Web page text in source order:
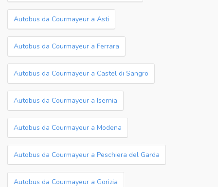
Autobus da Courmayeur a Asti
Autobus da Courmayeur a Ferrara
Autobus da Courmayeur a Castel di Sangro
Autobus da Courmayeur a Isernia
Autobus da Courmayeur a Modena
Autobus da Courmayeur a Peschiera del Garda
Autobus da Courmayeur a Gorizia